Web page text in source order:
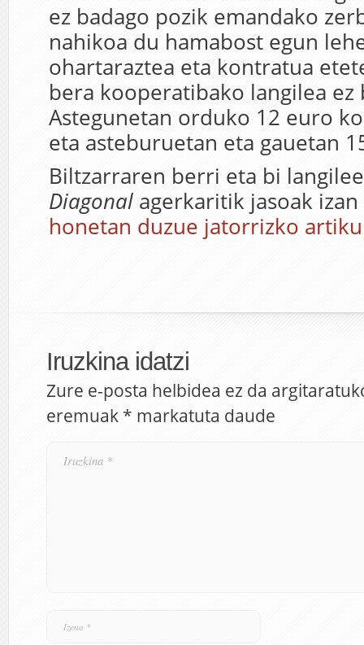
ez badago pozik emandako
nahikoa du hamabost egun
ohartaraztea eta kontratua
bera kooperatibako langilea ez
Astegunetan orduko 12 euro
eta asteburuetan eta gauetan
Biltzarraren berri eta bi
Diagonal agerkaritik jasoak
honetan duzue jatorrizko
Iruzkina idatzi
Zure e-posta helbidea ez da
eremuak * markatuta daude